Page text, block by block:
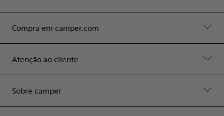
Compra em camper.com
Atenção ao cliente
Sobre camper